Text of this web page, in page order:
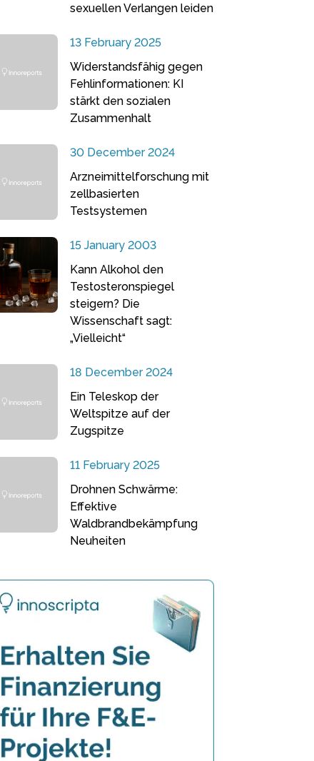
sexuellen Verlangen leiden
13 February 2025
Widerstandsfähig gegen
Fehlinformationen: KI
stärkt den sozialen
Zusammenhalt
30 December 2024
Arzneimittelforschung mit
zellbasierten
Testsystemen
15 January 2003
Kann Alkohol den
Testosteronspiegel
steigern? Die
Wissenschaft sagt:
„Vielleicht“
18 December 2024
Ein Teleskop der
Weltspitze auf der
Zugspitze
11 February 2025
Drohnen Schwärme:
Effektive
Waldbrandbekämpfung
Neuheiten